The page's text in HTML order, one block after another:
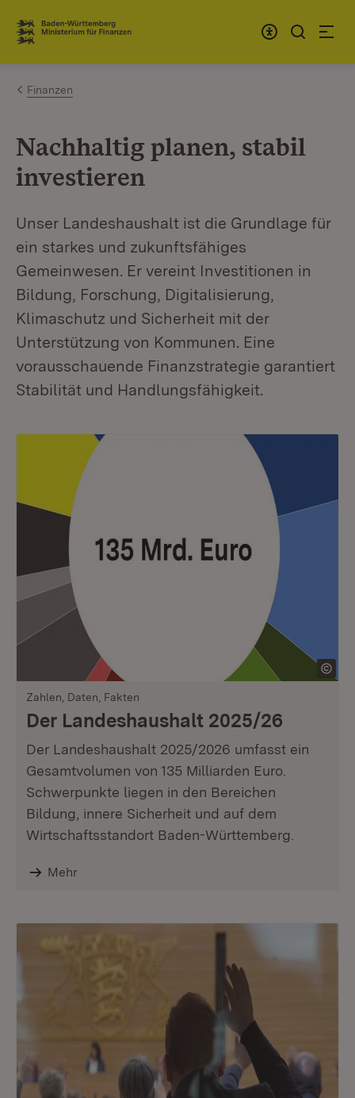
Zum Inhalt springen
Link zur Startseite
Finanzen
Nachhaltig planen, stabil
investieren
Unser Landeshaushalt ist die Grundlage für
ein starkes und zukunftsfähiges
Gemeinwesen. Er vereint Investitionen in
Bildung, Forschung, Digitalisierung,
Klimaschutz und Sicherheit mit der
Unterstützung von Kommunen. Eine
vorausschauende Finanzstrategie garantiert
Stabilität und Handlungsfähigkeit.
Zahlen, Daten, Fakten
Der Landeshaushalt 2025/26
Der Landeshaushalt 2025/2026 umfasst ein
Gesamtvolumen von 135 Milliarden Euro.
Schwerpunkte liegen in den Bereichen
Bildung, innere Sicherheit und auf dem
Wirtschaftsstandort Baden-Württemberg.
Mehr